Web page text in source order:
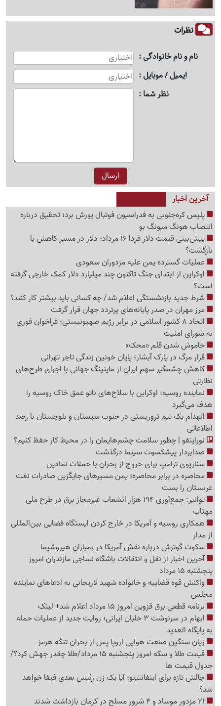
نظرات
نام و نام خانوادگی
ایمیل / موبایل
نظر شما
آخرین اخبار
پلیس کره‌جنوبی به فدراسیون فوتبال یورش برد؛ تحقیق درباره
انتصاب هونگ میونگ بو
پیش‌بینی قیمت دلار فردا 16 مرداد؛ دلار در مسیر کاهش یا
بازگشت؟
عملیات گسترده یمن علیه مزدوران سعودی
اوکراین از ابتدای جنگ تاکنون چند میلیارد دلار کمک خارجی گرفته
است؟
شرط جدید بازنشستگی اعلام شد/ چه کسانی باید بیشتر کار کنند؟
مرز مهران در صدر پایانه‌های پرتردد جهان قرار گرفت
اتحاد 8 کشور اسلامی در برابر رژیم صهیونیستی؛ فراخوان فوری
به شورای امنیت
خاموش شدن قلم «محک»
قرار مرگ در پارک آبشار؛ پایان خونین زندگی تاجر تهرانی
کاهش چشمگیر سهم ایران از ماینینگ جهانی با اجرای طرح‌های
نظارتی
نماینده روسیه: اوکراین با سلاح‌های ناتو عمق خاک روسیه را
هدف می‌گیرد
انهدام یک تیم تروریستی در جنوب سیستان و بلوچستان با رصد
اطلاعاتی
نوراینفو | چطور سلامت چشم‌هایمان را در محیط کار حفظ کنیم؟
صدابردار پیشکسوت سینما درگذشت
سناریوی ترامپ برای خروج از بحران با حملات نمادین
محاصره در برابر محاصره؛ یمن مسیرهای جایگزین صادرات نفت
عربستان را بست
توانیر: جمع‌آوری 194 هزار انشعاب غیرمجاز برق در طرح ملی
مهتاب
همکاری روسیه و آمریکا در خارج کردن ایستگاه فضایی بین‌المللی
از مدار
سکوت گوترش درباره نقش آمریکا در بمباران هیروشیما
آخرین اخبار از نقل و انتقالات باشگاه نساجی مازندران امروز
پنجشنبه 15 مرداد
واکنش قوه قضاییه و خانواده شهید لاریجانی به ادعاهای نماینده
مجلس
برنامه قطعی برق قزوین امروز 15 مرداد اعلام شد+ لینک
ابهام در سرنوشت 3 خلبان ایرانی؛ روایت جدید از عملیات حمله
به پایگاه العدید
زیان سنگین صنعت هوایی اروپا پس از بحران تنگه هرمز
قیمت طلا و سکه امروز پنجشنبه 15 مرداد/طلا چقدر جهش کرد؟/
جدول قیمت ها
چالش تازه برای اینفانتینو؛ آیا یک زن رئیس بعدی فیفا خواهد
شد؟